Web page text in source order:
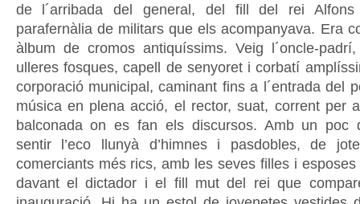
de l´arribada del general, del fill del rei
parafernàlia de militars que els acompanyava. Era
àlbum de cromos antiquíssims. Veig l´oncle-
ulleres fosques, capell de senyoret i corbatí
corporació municipal, caminant fins a l´entrada del
música en plena acció, el rector, suat, corrent per
balconada on es fan els discursos. Amb un poc
sentir l’eco llunyà d’himnes i pasdobles, de
comerciants més rics, amb les seves filles i esposes
davant el dictador i el fill mut del rei que